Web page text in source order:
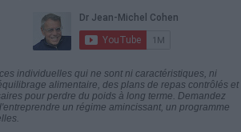
individuelles qui ne sont ni caractéristiques, ni
alimentaire, des plans de repas contrôlés et
pour perdre du poids à long terme. Demandez
un régime amincissant, un programme